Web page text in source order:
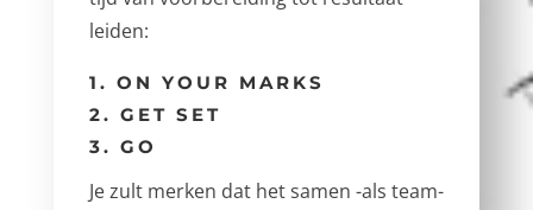
leiden:
1. ON YOUR MARKS
2. GET SET
3. GO
Je zult merken dat het samen -als team-